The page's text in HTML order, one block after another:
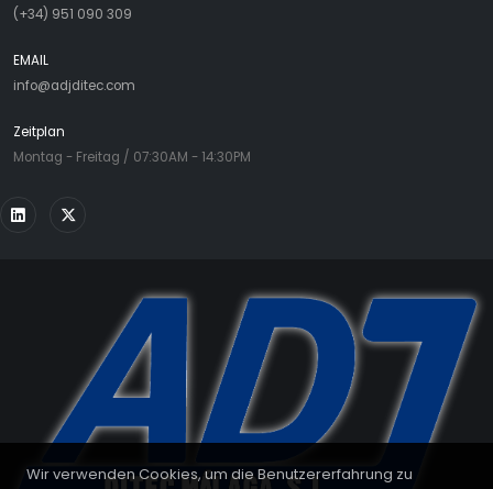
Wir verwenden Cookies, um die Benutzererfahrung zu
(+34) 951 090 309
EMAIL
info@adjditec.com
Zeitplan
Montag - Freitag / 07:30AM - 14:30PM